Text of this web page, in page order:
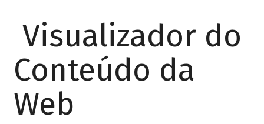
Visualizador do
Conteúdo da
Web